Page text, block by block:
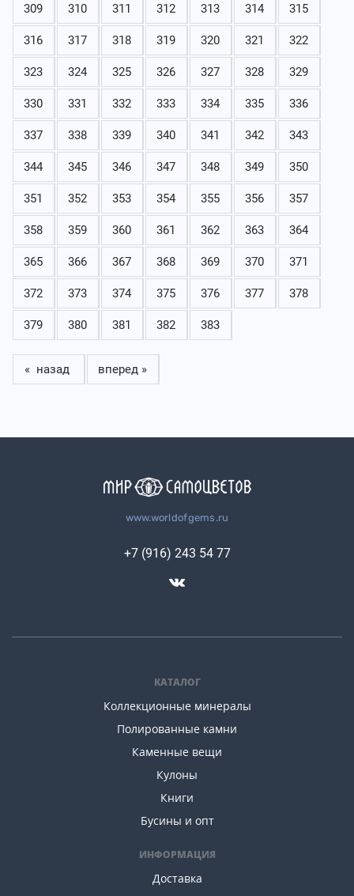
309 310 311 312 313 314 315
316 317 318 319 320 321 322
323 324 325 326 327 328 329
330 331 332 333 334 335 336
337 338 339 340 341 342 343
344 345 346 347 348 349 350
351 352 353 354 355 356 357
358 359 360 361 362 363 364
365 366 367 368 369 370 371
372 373 374 375 376 377 378
379 380 381 382 383
« назад вперед »
www.worldofgems.ru
КАТАЛОГ
Коллекционные минералы
Полированные камни
Каменные вещи
Кулоны
Книги
Бусины и опт
ИНФОРМАЦИЯ
Доставка
+7 (916) 243 54 77